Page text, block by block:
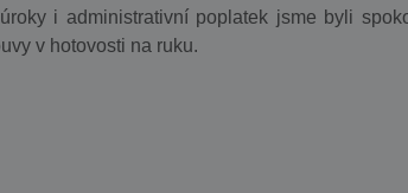
i administrativní poplatek jsme byli
v hotovosti na ruku.